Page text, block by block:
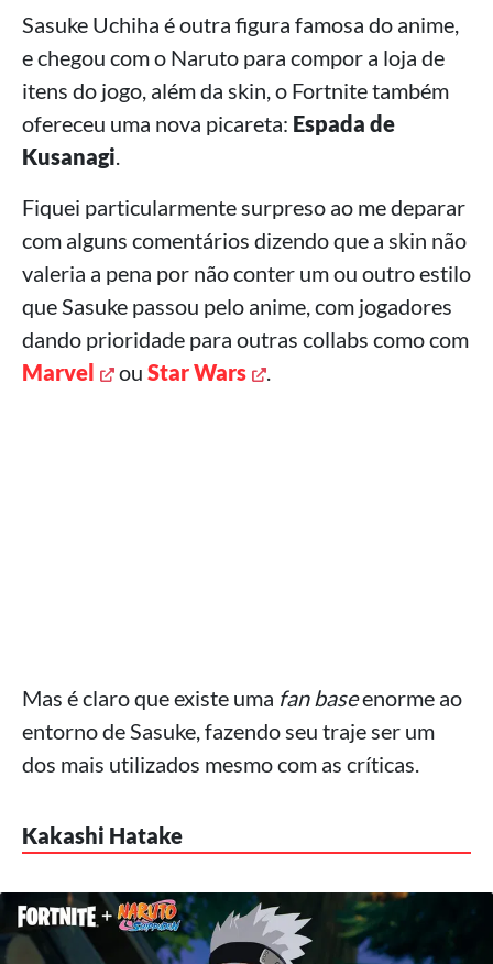
Sasuke Uchiha é outra figura famosa do anime,
e chegou com o Naruto para compor a loja de
itens do jogo, além da skin, o Fortnite também
ofereceu uma nova picareta: Espada de
Kusanagi
Fiquei particularmente surpreso ao me deparar
com alguns comentários dizendo que a skin não
valeria a pena por não conter um ou outro estilo
que Sasuke passou pelo anime, com jogadores
dando prioridade para outras collabs como com
Marvel
ou Star Wars
Mas é claro que existe uma fan baseenorme ao
entorno de Sasuke, fazendo seu traje ser um
dos mais utilizados mesmo com as críticas.
Kakashi Hatake